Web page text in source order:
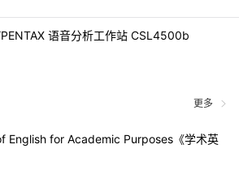
语音分析工作站 CSL4500b
更多
English for Academic Purposes《学术英